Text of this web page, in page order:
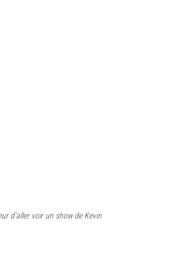
d’aller voir un show de Kevin